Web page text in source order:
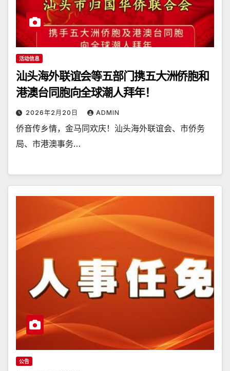
活动信息
汕头海外联谊会等五部门携五大洲侨胞和
港澳台同胞向全球潮人拜年！
2026年2月20日 ADMIN
侨音传乡情，金马同欢庆！汕头海外联谊会、市侨务
局、市港澳事务…
公告